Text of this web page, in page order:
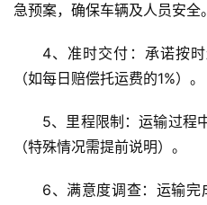
急预案，确保车辆及人员安全。
4、准时交付：承诺按
（如每日赔偿托运费的1%）。
5、里程限制：运输过程
（特殊情况需提前说明）。
6、满意度调查：运输